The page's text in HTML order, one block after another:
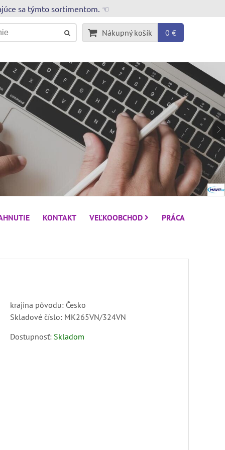
sa týmto sortimentom. ☜
Nákupný košík 0 €
KONTAKT VEĽKOOBCHOD PRÁCA
krajina pôvodu: Česko
Skladové číslo: MK265VN/324VN
Dostupnosť: Skladom